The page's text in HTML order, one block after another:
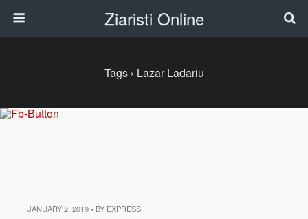
Ziaristi Online
Tags › Lazar Ladariu
JANUARY 2, 2019 • BY EXPRESS